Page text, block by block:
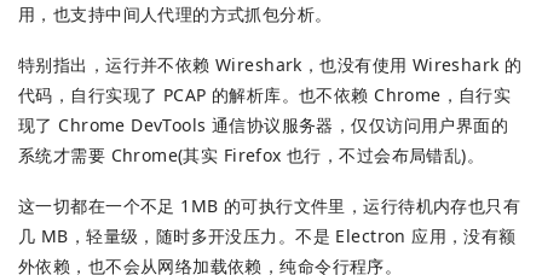
用，也支持中间人代理的方式抓包分析。
特别指出，运行并不依赖 Wireshark，也没有使用 Wireshark 的
代码，自行实现了 PCAP 的解析库。也不依赖 Chrome，自行实
现了 Chrome DevTools 通信协议服务器，仅仅访问用户界面的
系统才需要 Chrome(其实 Firefox 也行，不过会布局错乱)。
这一切都在一个不足 1MB 的可执行文件里，运行待机内存也只有
几 MB，轻量级，随时多开没压力。不是 Electron 应用，没有额
外依赖，也不会从网络加载依赖，纯命令行程序。